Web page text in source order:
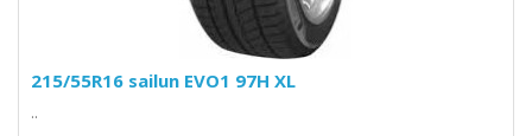
215/55R16 sailun EVO1 97H XL
..